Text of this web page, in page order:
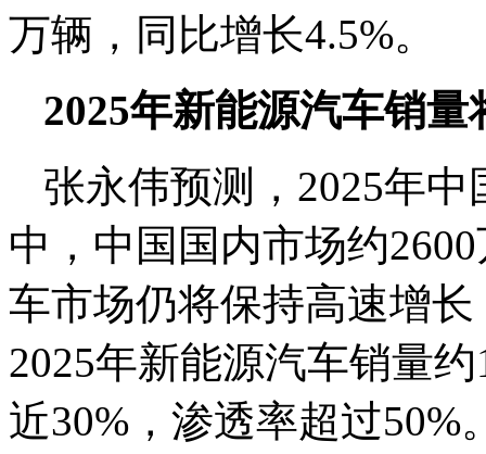
万辆，同比增长4.5%。
2025年新能源汽车销量
张永伟预测，2025年
中，中国国内市场约
车市场仍将保持高速增
2025年新能源汽车销量
近30%，渗透率超过